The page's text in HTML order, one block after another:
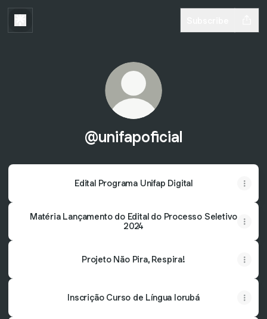
@unifapoficial
Edital Programa Unifap Digital
Matéria Lançamento do Edital do Processo Seletivo
2024
Projeto Não Pira, Respira!
Inscrição Curso de Língua Iorubá